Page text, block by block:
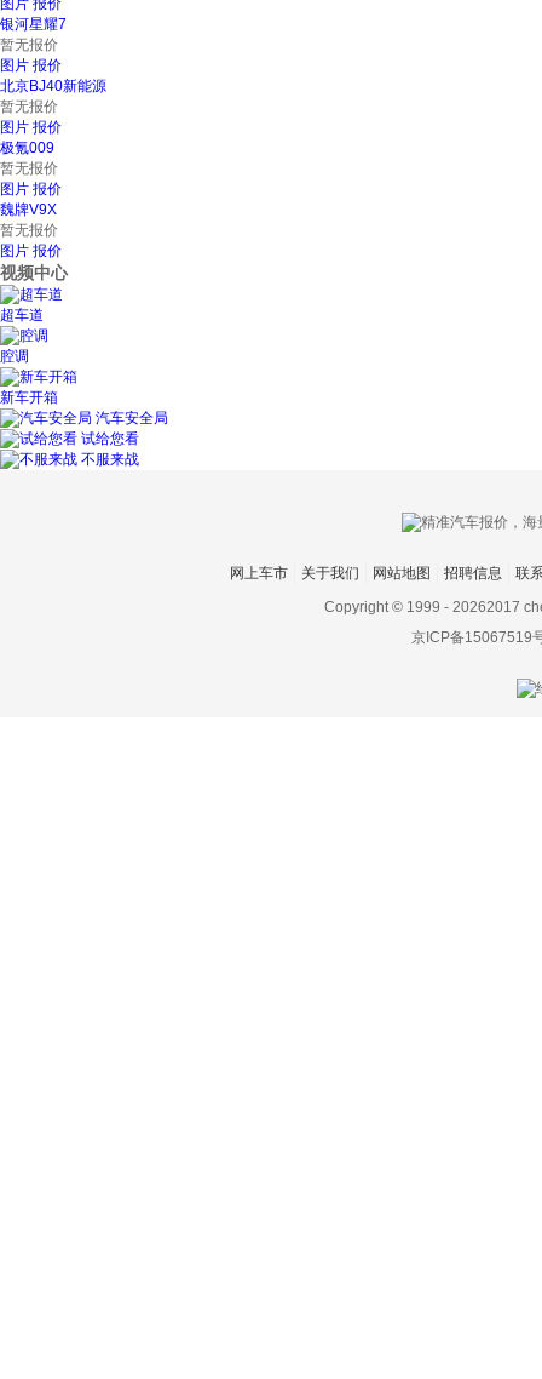
银河星耀7
暂无报价
图片 报价
北京BJ40新能源
暂无报价
图片 报价
极氪009
暂无报价
图片 报价
魏牌V9X
暂无报价
图片 报价
视频中心
超车道
腔调
新车开箱
汽车安全局
试给您看
不服来战
网上车市 关于我们 网站地图 招聘信息
联
Copyright © 1999 - 20262017
京ICP备15067519